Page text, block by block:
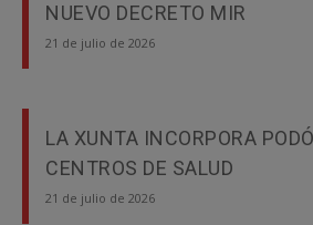
NUEVO DECRETO MIR
21 de julio de 2026
LA XUNTA INCORPORA
CENTROS DE SALUD
21 de julio de 2026